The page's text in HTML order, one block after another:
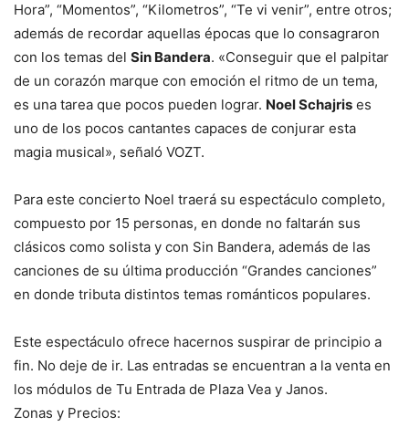
Hora”, “Momentos”, “Kilometros”, “Te vi venir”, entre otros;
además de recordar aquellas épocas que lo consagraron
con los temas del Sin Bandera. «Conseguir que el palpitar
de un corazón marque con emoción el ritmo de un tema,
es una tarea que pocos pueden lograr. Noel Schajris es
uno de los pocos cantantes capaces de conjurar esta
magia musical», señaló VOZT.
Para este concierto Noel traerá su espectáculo completo,
compuesto por 15 personas, en donde no faltarán sus
clásicos como solista y con Sin Bandera, además de las
canciones de su última producción “Grandes canciones”
en donde tributa distintos temas románticos populares.
Este espectáculo ofrece hacernos suspirar de principio a
fin. No deje de ir. Las entradas se encuentran a la venta en
los módulos de Tu Entrada de Plaza Vea y Janos.
Zonas y Precios: